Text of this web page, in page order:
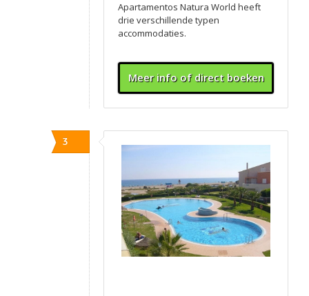
Apartamentos Natura World heeft
drie verschillende typen
accommodaties.
Meer info of direct boeken
3